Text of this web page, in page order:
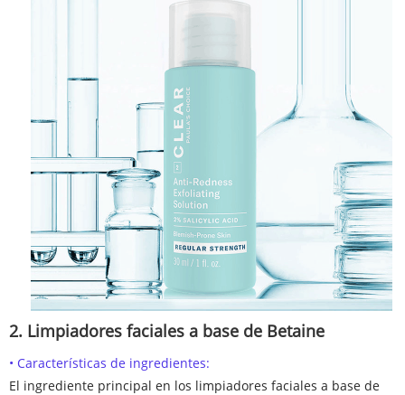
2. Limpiadores faciales a base de Betaine
• Características de ingredientes:
El ingrediente principal en los limpiadores faciales a base de